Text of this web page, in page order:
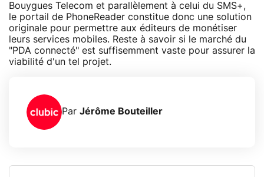
Bouygues Telecom et parallèlement à celui du SMS+,
le portail de PhoneReader constitue donc une solution
originale pour permettre aux éditeurs de monétiser
leurs services mobiles. Reste à savoir si le marché du
"PDA connecté" est suffisemment vaste pour assurer la
viabilité d'un tel projet.
Par Jérôme Bouteiller